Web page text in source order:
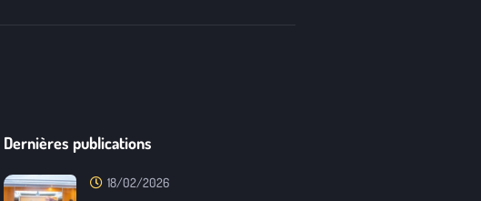
Dernières publications
18/02/2026